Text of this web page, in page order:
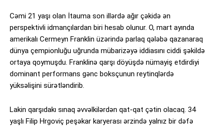
Cəmi 21 yaşı olan İtauma son illərdə ağır çəkidə ən
perspektivli idmançılardan biri hesab olunur. O, mart ayında
amerikalı Cermeyn Franklin üzərində parlaq qələbə qazanaraq
dünya çempionluğu uğrunda mübarizəyə iddiasını ciddi şəkildə
ortaya qoymuşdu. Franklinə qarşı döyüşdə nümayiş etdirdiyi
dominant performans gənc boksçunun reytinqlərdə
yüksəlişini sürətləndirib.
Lakin qarşıdakı sınaq əvvəlkilərdən qat-qat çətin olacaq. 34
yaşlı Filip Hrgoviç peşəkar karyerası ərzində yalnız bir dəfə